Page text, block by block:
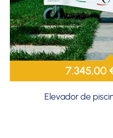
7.345,00
Elevador de